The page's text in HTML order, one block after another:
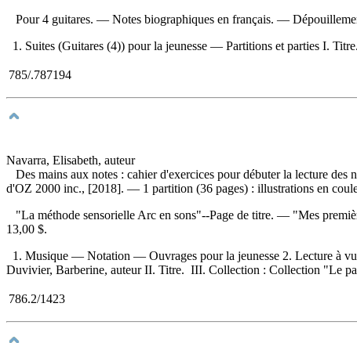
Pour 4 guitares. — Notes biographiques en français. —
1. Suites (Guitares (4)) pour la jeunesse — Partitions et parties I. Titre.
785/.787194
Navarra, Elisabeth, auteur
Des mains aux notes : cahier d'exercices pour débuter la lecture des
d'OZ 2000 inc., [2018]. — 1 partition (36 pages) : illustrations en
"La méthode sensorielle Arc en sons"--Page de titre. — "Mes
13,00 $.
1. Musique — Notation — Ouvrages pour la jeunesse 2. Lecture à
Duvivier, Barberine, auteur II. Titre. III. Collection : Collection "Le
786.2/1423